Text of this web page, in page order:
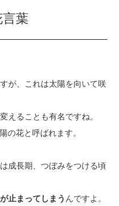
葉
が、これは太陽を向いて咲
えることも有名ですね。
の花と呼ばれます。
成長期、つぼみをつける頃
止まってしまう んですよ。